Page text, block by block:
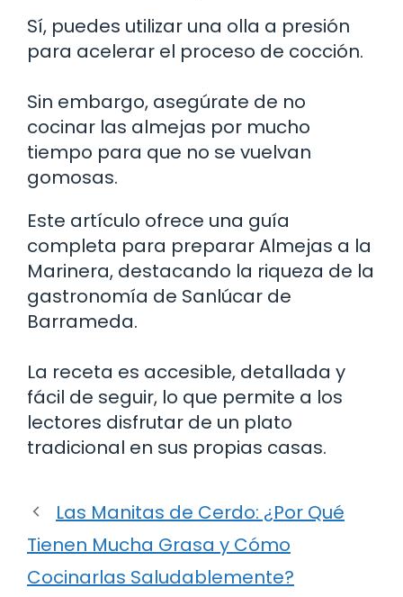
Sí, puedes utilizar una olla a presión
para acelerar el proceso de cocción.
Sin embargo, asegúrate de no
cocinar las almejas por mucho
tiempo para que no se vuelvan
gomosas.
Este artículo ofrece una guía
completa para preparar Almejas a la
Marinera, destacando la riqueza de la
gastronomía de Sanlúcar de
Barrameda.
La receta es accesible, detallada y
fácil de seguir, lo que permite a los
lectores disfrutar de un plato
tradicional en sus propias casas.
Las Manitas de Cerdo: ¿Por Qué
Tienen Mucha Grasa y Cómo
Cocinarlas Saludablemente?